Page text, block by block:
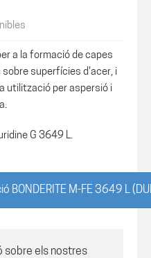
a la formació de capes
superfícies d'acer, i
utilització per aspersió i
G 3649 L.
BONDERITE M-FE 3649 L
sobre els nostres